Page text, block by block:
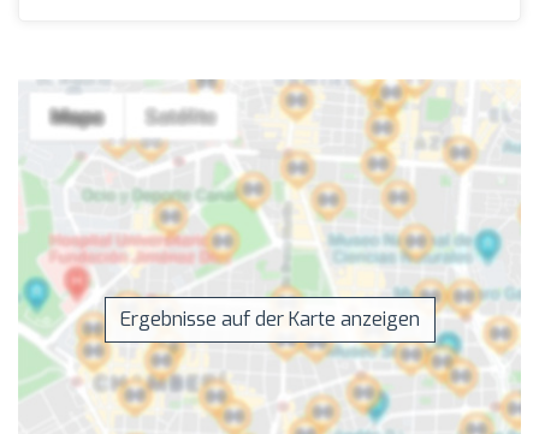
Ergebnisse auf der Karte anzeigen